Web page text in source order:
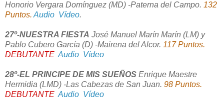
Honorio Vergara Domínguez (MD) -Paterna del Campo. 132
Puntos. Audio Vídeo.
27º-NUESTRA FIESTA José Manuel Marín Marín (LM) y
Pablo Cubero García (D) -Mairena del Alcor. 117 Puntos.
DEBUTANTE Audio Vídeo
28º-EL PRINCIPE DE MIS SUEÑOS Enrique Maestre
Hermidia (LMD) -Las Cabezas de San Juan. 98 Puntos.
DEBUTANTE Audio Vídeo